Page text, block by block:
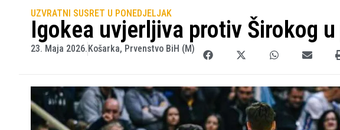
UZVRATNI SUSRET U PONEDJELJAK
Igokea uvjerljiva protiv Širokog
23. Maja 2026.Košarka, Prvenstvo BiH (M)